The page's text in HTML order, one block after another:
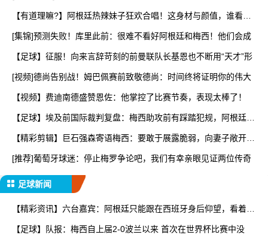
【有道理嘛?】阿根廷热辣妹子狂欢合唱！这身材与颜值，谁看了
[集锦]预测失败！库里此前：很难不看好阿根廷和梅西！他们会成
【足球】征服！向来言辞苛刻的前曼联队长基恩也不断用“天才”形
[视频]德尚告别战！姆巴佩赛前致敬德尚：时间终将证明你的伟大
【视频】费迪南德盛赞恩佐：他掌控了比赛节奏，表现太棒了！
【足球】埃及前国际裁判复盘：梅西助攻前有踩踏犯规，阿根廷进
【精彩剪辑】巨石强森寄语梅西：要敢于展露脆弱，向妻子敞开心
[推荐]葡萄牙球迷：停止梅罗争论吧，我们有幸亲眼见证两位传奇
足球新闻
【精彩资讯】六台嘉宾：阿根廷只能跟在西班牙身后仰望，看着我
【足球】队报：梅西自上届2-0波兰以来 首次在世界杯比赛中没